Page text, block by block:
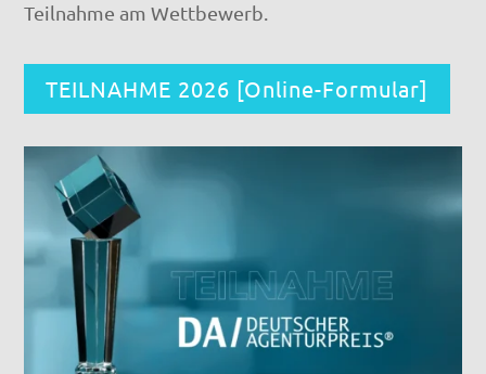
Teilnahme am Wettbewerb.
TEILNAHME 2026 [Online-Formular]